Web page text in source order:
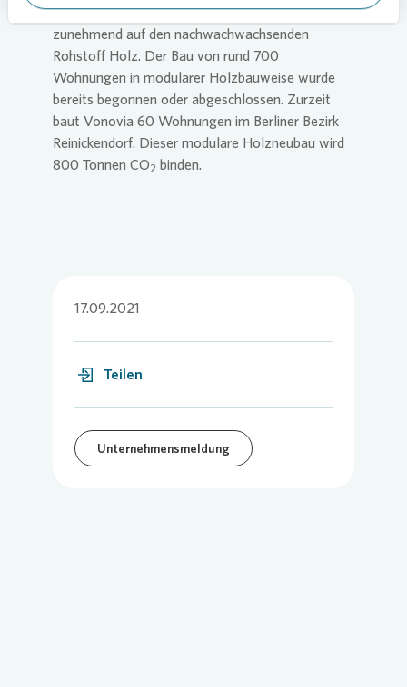
Volumen stetig. Hierbei setztVonovia
zunehmend auf den nachwachwachsenden
Rohstoff Holz. Der Bau von rund 700
Wohnungen in modularer Holzbauweise wurde
bereits begonnen oder abgeschlossen. Zurzeit
baut Vonovia 60 Wohnungen im Berliner Bezirk
Reinickendorf. Dieser modulare Holzneubau wird
800 Tonnen CO2 binden.
17.09.2021
Teilen
Unternehmensmeldung